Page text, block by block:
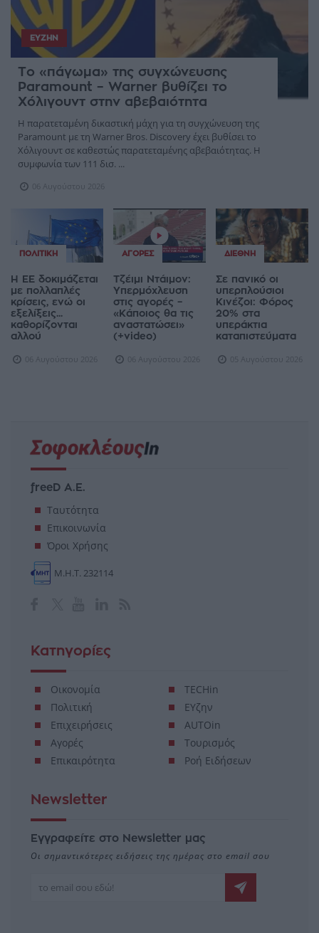
ΕΥΖΗΝ
Το «πάγωμα» της συγχώνευσης
Paramount – Warner βυθίζει το
Χόλιγουντ στην αβεβαιότητα
Η παρατεταμένη δικαστική μάχη για τη συγχώνευση της
Paramount με τη Warner Bros. Discovery έχει βυθίσει το
Χόλιγουντ σε καθεστώς παρατεταμένης αβεβαιότητας. Η
συμφωνία των 111 δισ. ...
06 Αυγούστου 2026
ΠΟΛΙΤΙΚΉ
Η ΕΕ δοκιμάζεται
με πολλαπλές
κρίσεις, ενώ οι
εξελίξεις...
καθορίζονται
αλλού
06 Αυγούστου 2026
ΑΓΟΡΈΣ
Τζέιμι Ντάιμον:
Υπερμόχλευση
στις αγορές –
«Κάποιος θα τις
αναστατώσει»
(+video)
06 Αυγούστου 2026
ΔΙΕΘΝΉ
Σε πανικό οι
υπερπλούσιοι
Κινέζοι: Φόρος
20% στα
υπεράκτια
καταπιστεύματα
05 Αυγούστου 2026